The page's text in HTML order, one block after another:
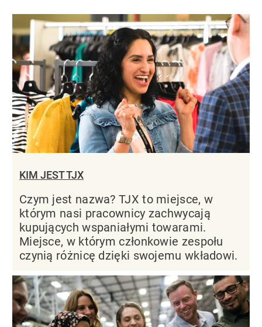
KIM JEST TJX
Czym jest nazwa? TJX to miejsce, w
którym nasi pracownicy zachwycają
kupujących wspaniałymi towarami.
Miejsce, w którym członkowie zespołu
czynią różnicę dzięki swojemu wkładowi.